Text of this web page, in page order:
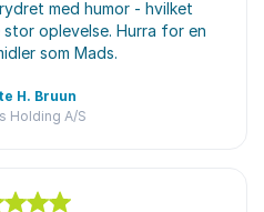
med humor - hvilket
oplevelse. Hurra for en
som Mads.
H. Bruun
Holding A/S